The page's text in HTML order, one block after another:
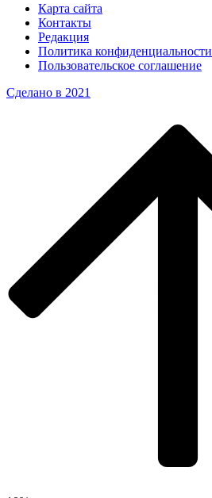
Карта сайта
Контакты
Редакция
Политика конфиденциальности
Пользовательское соглашение
Сделано в 2021